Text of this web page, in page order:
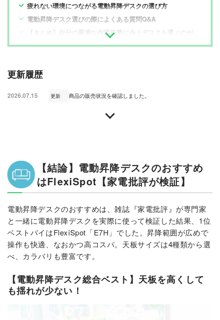
疲れない環境につながる電動昇降デスクの選び方
電動昇降デスク選びの際によくある質問Q&A
【まとめ】自分の最適な作業姿勢に合うデスクを選ぶのが大事
更新履歴
2026.07.15 更新 商品の販売状況を確認しました。
【結論】電動昇降デスクのおすすめ
はFlexiSpot【家電批評が検証】
電動昇降デスクのおすすめは、雑誌『家電批評』が専門家
と一緒に電動昇降デスクを実際に使って検証した結果、1位
ベストバイはFlexiSpot「E7H」でした。昇降範囲が広めで
操作も快適、なおかつ高コスパ。天板サイズは4種類から選
べ、カラバリも豊富です。
【電動昇降デスク総合ベスト】天板を高くして
も揺れが少ない！